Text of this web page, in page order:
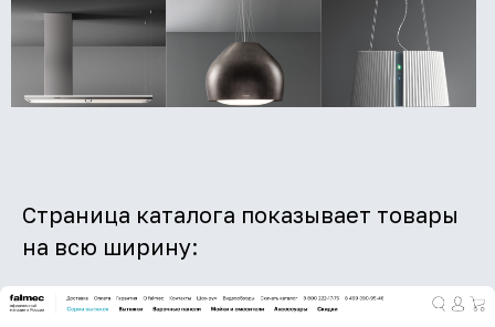
Страница каталога показывает товары
на всю ширину: